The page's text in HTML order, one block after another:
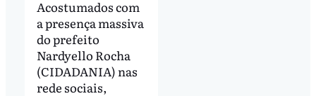
Acostumados com
a presença massiva
do prefeito
Nardyello Rocha
(CIDADANIA) nas
rede sociais,